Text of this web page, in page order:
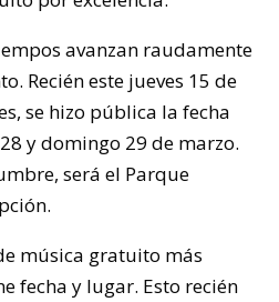
avanzan raudamente
Recién este jueves 15 de
se hizo pública la fecha
y domingo 29 de marzo.
será el Parque
música gratuito más
fecha y lugar. Esto recién